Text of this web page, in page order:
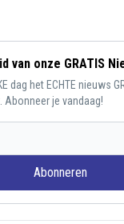
van onze GRATIS
dag het ECHTE nieuws
Abonneer je vandaag!
Abonneren